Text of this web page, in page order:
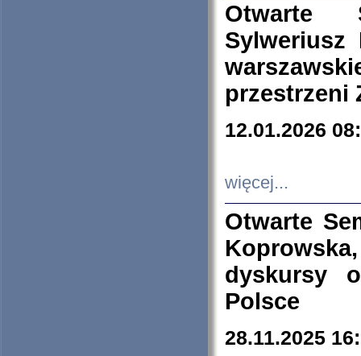
Otwarte
Sylweriusz
przestrzeni
12.01.2026
więcej...
Otwarte
dyskursy
Polsce
28.11.2025